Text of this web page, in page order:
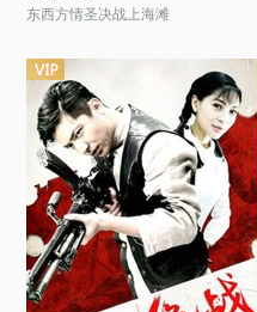
东西方情圣决战上海滩